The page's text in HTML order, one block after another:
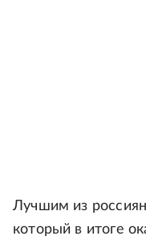
Лучшим из
который в итоге